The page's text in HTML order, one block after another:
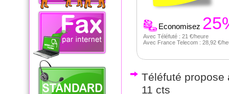
Economisez
Avec Téléfuté : 21 €/heure
Avec France Telecom : 28,92 €/
Téléfuté propose
11 cts